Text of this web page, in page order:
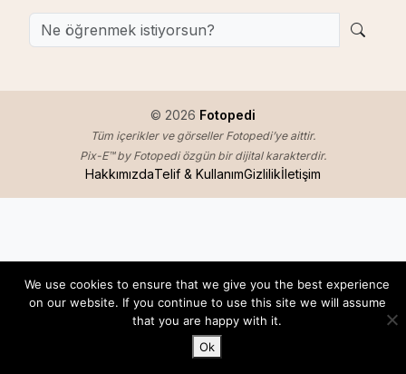
© 2026 Fotopedi
Tüm içerikler ve görseller Fotopedi’ye aittir.
Pix-E™ by Fotopedi özgün bir dijital karakterdir.
HakkımızdaTelif & KullanımGizlilikİletişim
We use cookies to ensure that we give you the best experience
on our website. If you continue to use this site we will assume
that you are happy with it.
Ok